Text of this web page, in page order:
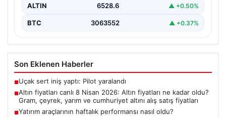
ALTIN 6528.6 ▲ +0.50%
BTC 3063552 ▲ +0.37%
Son Eklenen Haberler
■Uçak sert iniş yaptı: Pilot yaralandı
■Altın fiyatları canlı 8 Nisan 2026: Altın fiyatları ne kadar oldu?
Gram, çeyrek, yarım ve cumhuriyet altını alış satış fiyatları
■Yatırım araçlarının haftalık performansı nasıl oldu?